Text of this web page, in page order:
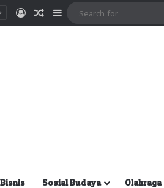
MasukRandom Article
Sidebar
Sosial Budaya Olahraga